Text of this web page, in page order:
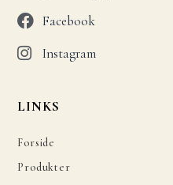
Facebook
Instagram
LINKS
Forside
Produkter